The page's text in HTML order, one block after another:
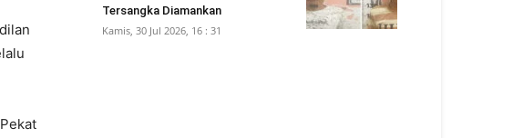
Tersangka Diamankan
Kamis, 30 Jul 2026, 16 : 31